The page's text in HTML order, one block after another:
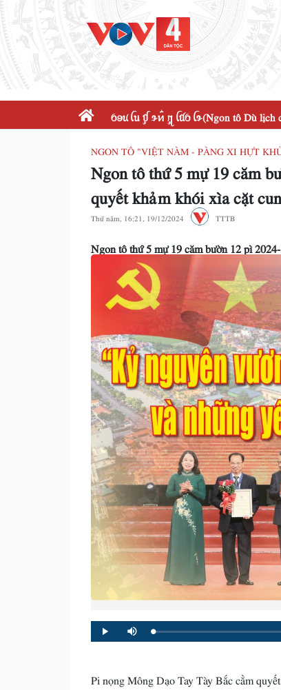
ꪉꪮꪙ ꪶꪕ ꪤꪴ ꪩꪀꪲ ꪋꪴ ꪶꪠꪉ ꪶꪩ(Ngon tô Dù lịch
NGON TÔ "VIỆT NÀM - PÀNG XI HỰT
Ngon tô thứ 5 mự 19 căm
quyết khảm khói xìa cặt
Thứ năm, 16:21, 19/12/2024 TTTB
Ngon tô thứ 5 mự 19 căm bườn 12 pì
Play Mute Loaded:
0%
Progress:
0%
Pi nọng Mông Dạo Tay Tày Bắc cằm